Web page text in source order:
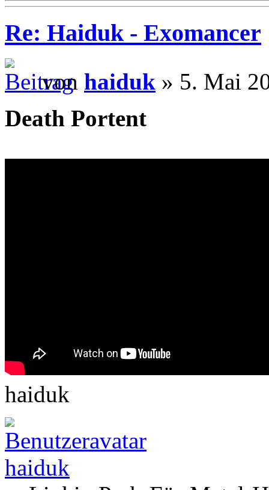
Re: Haiduk - Exomancer
von haiduk » 5. Mai
Death Portent
haiduk
haiduk